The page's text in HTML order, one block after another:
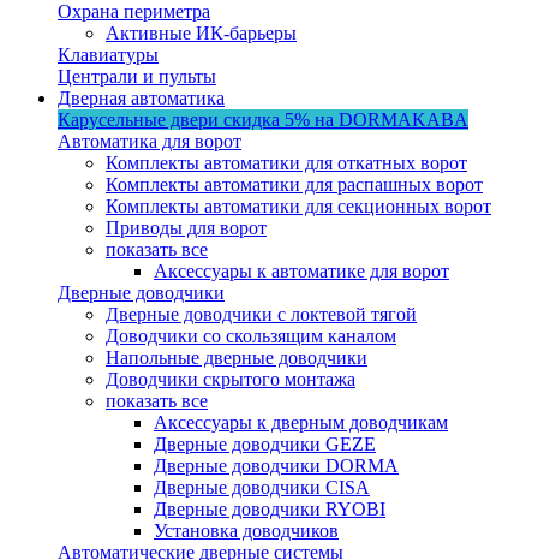
Охрана периметра
Активные ИК-барьеры
Клавиатуры
Централи и пульты
Дверная автоматика
Карусельные двери скидка 5% на DORMAKABA
Автоматика для ворот
Комплекты автоматики для откатных ворот
Комплекты автоматики для распашных ворот
Комплекты автоматики для секционных ворот
Приводы для ворот
показать все
Аксессуары к автоматике для ворот
Дверные доводчики
Дверные доводчики с локтевой тягой
Доводчики со скользящим каналом
Напольные дверные доводчики
Доводчики скрытого монтажа
показать все
Аксессуары к дверным доводчикам
Дверные доводчики GEZE
Дверные доводчики DORMA
Дверные доводчики CISA
Дверные доводчики RYOBI
Установка доводчиков
Автоматические дверные системы